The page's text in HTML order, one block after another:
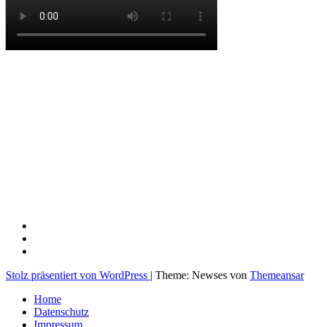
Stolz präsentiert von WordPress | Theme: Newses von Themeansar
Home
Datenschutz
Impressum